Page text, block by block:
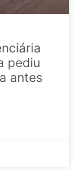
pediu
antes